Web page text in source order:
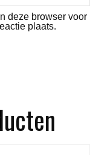
deze browser voor
plaats.